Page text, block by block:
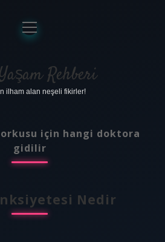
Anasayfa
Politikası
Yasal Uyarı
menüyü
aç
Rehberi
ilham alan neşeli fikirler!
için hangi doktora
gidilir
Nedir